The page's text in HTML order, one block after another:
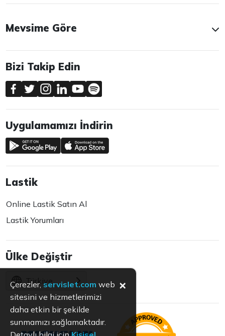
Mevsime Göre
Bizi Takip Edin
Uygulamamızı İndirin
Lastik
Online Lastik Satın Al
Lastik Yorumları
Ülke Değiştir
Türkiye
Çerezler, servislet.com web
sitesini ve hizmetlerimizi
daha etkin bir şekilde
sunmamızı sağlamaktadır.
×